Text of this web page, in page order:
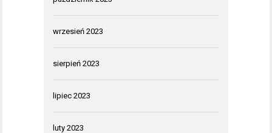
wrzesień 2023
sierpień 2023
lipiec 2023
luty 2023